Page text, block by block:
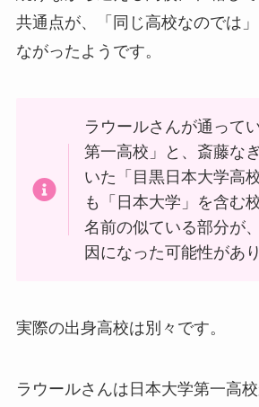
共通点が、「同じ高校なのでは
ながったようです。
ラウールさんが通って
第一高校」と、斎藤な
いた「目黒日本大学高
も「日本大学」を含む
名前の似ている部分が
因になった可能性があ
実際の出身高校は別々です。
ラウールさんは日本大学第一高